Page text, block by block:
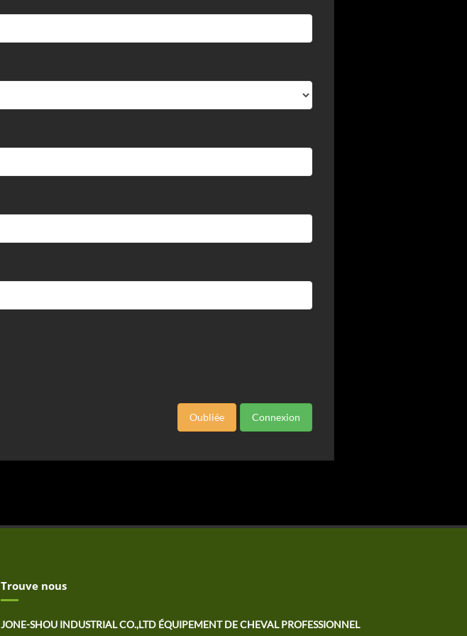
Connexion
Oubliée
Trouve nous
JONE-SHOU INDUSTRIAL CO.,LTD ÉQUIPEMENT DE CHEVAL PROFESSIONNEL